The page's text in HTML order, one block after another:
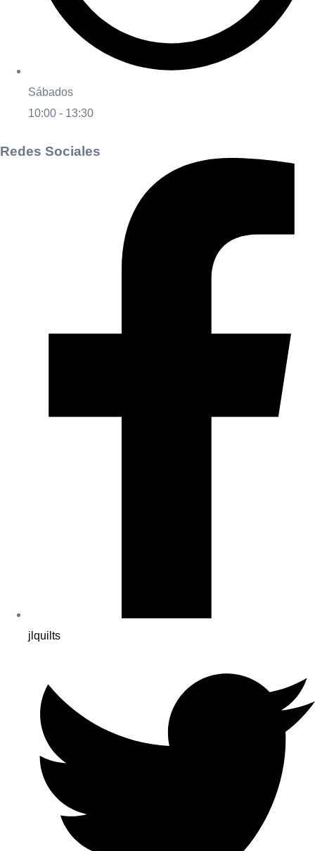
Sábados
10:00 - 13:30
Redes Sociales
jlquilts